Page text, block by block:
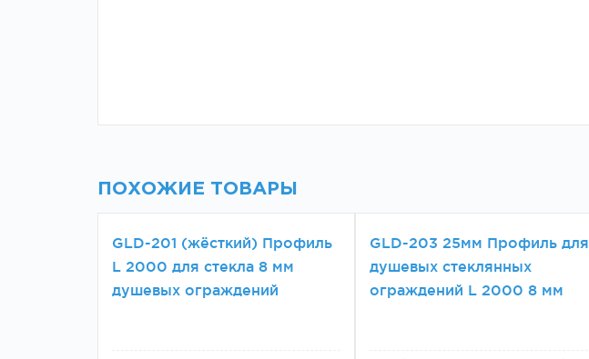
ПОХОЖИЕ ТОВАРЫ
GLD-201 (жёсткий) Профиль
L 2000 для стекла 8 мм
душевых ограждений
GLD-203 25мм Профиль для
душевых стеклянных
ограждений L 2000 8 мм